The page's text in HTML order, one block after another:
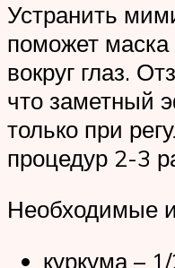
Устранить
поможет маска
вокруг глаз.
что заметный
только при
процедур 2-3
Необходимые
куркума –